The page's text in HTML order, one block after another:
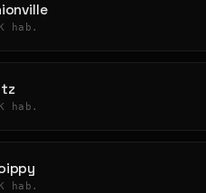
hab.
hab.
hab.